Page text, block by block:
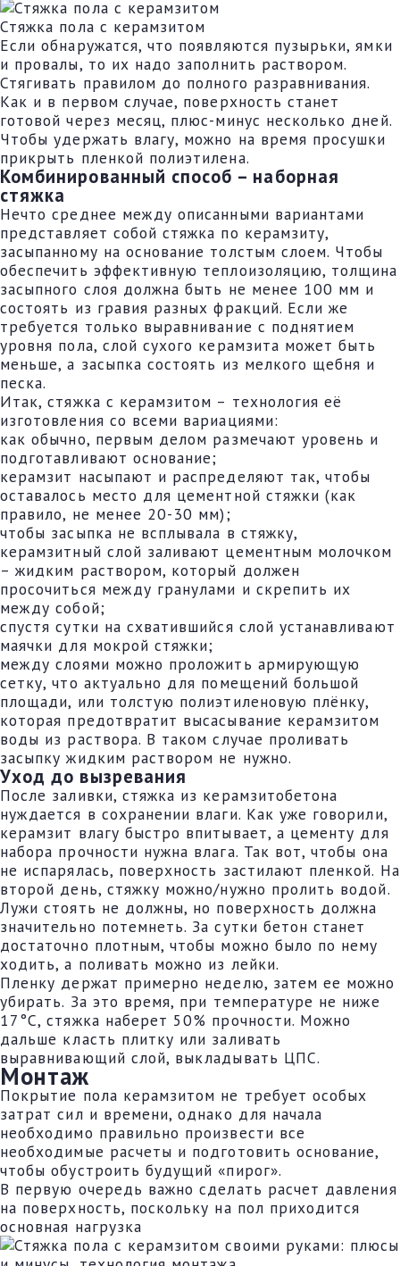
Стяжка пола с керамзитом
Если обнаружатся, что появляются пузырьки, ямки
и провалы, то их надо заполнить раствором.
Стягивать правилом до полного разравнивания.
Как и в первом случае, поверхность станет
готовой через месяц, плюс-минус несколько дней.
Чтобы удержать влагу, можно на время просушки
прикрыть пленкой полиэтилена.
Комбинированный способ – наборная
стяжка
Нечто среднее между описанными вариантами
представляет собой стяжка по керамзиту,
засыпанному на основание толстым слоем. Чтобы
обеспечить эффективную теплоизоляцию, толщина
засыпного слоя должна быть не менее 100 мм и
состоять из гравия разных фракций. Если же
требуется только выравнивание с поднятием
уровня пола, слой сухого керамзита может быть
меньше, а засыпка состоять из мелкого щебня и
песка.
Итак, стяжка с керамзитом – технология её
изготовления со всеми вариациями:
как обычно, первым делом размечают уровень и
подготавливают основание;
керамзит насыпают и распределяют так, чтобы
оставалось место для цементной стяжки (как
правило, не менее 20-30 мм);
чтобы засыпка не всплывала в стяжку,
керамзитный слой заливают цементным молочком
– жидким раствором, который должен
просочиться между гранулами и скрепить их
между собой;
спустя сутки на схватившийся слой устанавливают
маячки для мокрой стяжки;
между слоями можно проложить армирующую
сетку, что актуально для помещений большой
площади, или толстую полиэтиленовую плёнку,
которая предотвратит высасывание керамзитом
воды из раствора. В таком случае проливать
засыпку жидким раствором не нужно.
Уход до вызревания
После заливки, стяжка из керамзитобетона
нуждается в сохранении влаги. Как уже говорили,
керамзит влагу быстро впитывает, а цементу для
набора прочности нужна влага. Так вот, чтобы она
не испарялась, поверхность застилают пленкой. На
второй день, стяжку можно/нужно пролить водой.
Лужи стоять не должны, но поверхность должна
значительно потемнеть. За сутки бетон станет
достаточно плотным, чтобы можно было по нему
ходить, а поливать можно из лейки.
Пленку держат примерно неделю, затем ее можно
убирать. За это время, при температуре не ниже
17°C, стяжка наберет 50% прочности. Можно
дальше класть плитку или заливать
выравнивающий слой, выкладывать ЦПС.
Монтаж
Покрытие пола керамзитом не требует особых
затрат сил и времени, однако для начала
необходимо правильно произвести все
необходимые расчеты и подготовить основание,
чтобы обустроить будущий «пирог».
В первую очередь важно сделать расчет давления
на поверхность, поскольку на пол приходится
основная нагрузка